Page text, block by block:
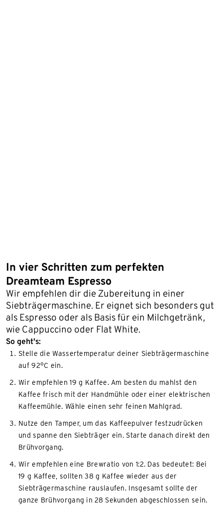
In vier Schritten zum perfekten
Dreamteam Espresso
Wir empfehlen dir die Zubereitung in einer
Siebträgermaschine. Er eignet sich besonders gut
als Espresso oder als Basis für ein Milchgetränk,
wie Cappuccino oder Flat White.
So geht's:
Stelle die Wassertemperatur deiner Siebträgermaschine
auf 92°C ein.
Wir empfehlen 19 g Kaffee. Am besten du mahlst den
Kaffee frisch mit der Handmühle oder einer elektrischen
Kaffeemühle. Wähle einen sehr feinen Mahlgrad.
Nutze den Tamper, um das Kaffeepulver festzudrücken
und spanne den Siebträger ein. Starte danach direkt den
Brühvorgang.
Wir empfehlen eine Brewratio von 1:2. Das bedeutet: Bei
19 g Kaffee, sollten 38 g Kaffee wieder aus der
Siebträgermaschine rauslaufen. Insgesamt sollte der
ganze Brühvorgang in 28 Sekunden abgeschlossen sein.